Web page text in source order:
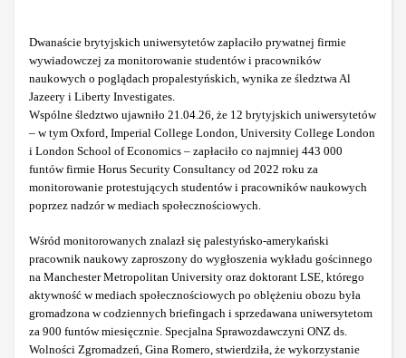
Dwanaście brytyjskich uniwersytetów zapłaciło prywatnej firmie
wywiadowczej za monitorowanie studentów i pracowników
naukowych o poglądach propalestyńskich, wynika ze śledztwa Al
Jazeery i Liberty Investigates.
Wspólne śledztwo ujawniło 21.04.26, że 12 brytyjskich uniwersytetów
– w tym Oxford, Imperial College London, University College London
i London School of Economics – zapłaciło co najmniej 443 000
funtów firmie Horus Security Consultancy od 2022 roku za
monitorowanie protestujących studentów i pracowników naukowych
poprzez nadzór w mediach społecznościowych.
Wśród monitorowanych znalazł się palestyńsko-amerykański
pracownik naukowy zaproszony do wygłoszenia wykładu gościnnego
na Manchester Metropolitan University oraz doktorant LSE, którego
aktywność w mediach społecznościowych po oblężeniu obozu była
gromadzona w codziennych briefingach i sprzedawana uniwersytetom
za 900 funtów miesięcznie. Specjalna Sprawozdawczyni ONZ ds.
Wolności Zgromadzeń, Gina Romero, stwierdziła, że wykorzystanie